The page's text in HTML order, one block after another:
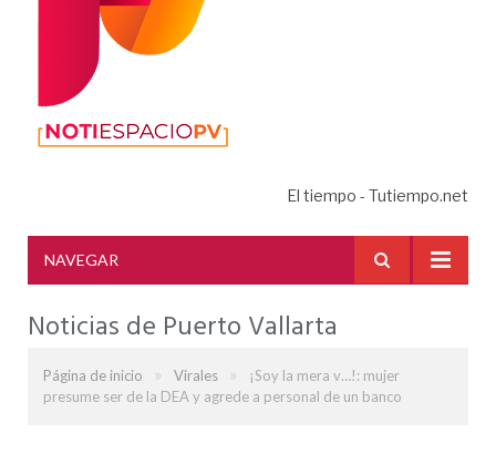
El tiempo - Tutiempo.net
NAVEGAR
Noticias de Puerto Vallarta
Página de inicio » Virales »
¡Soy la mera v…!: mujer
presume ser de la DEA y agrede a personal de un banco